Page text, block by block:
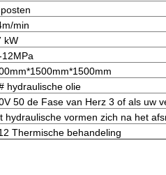
min
kW
12MPa
hydraulische olie
50 de Fase van Herz 3 of als uw
hydraulische vormen zich na het
Thermische behandeling